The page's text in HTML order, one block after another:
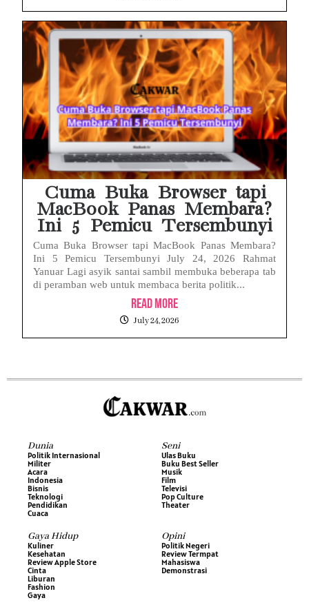
Cuma Buka Browser tapi
MacBook Panas Membara?
Ini 5 Pemicu Tersembunyi
Cuma Buka Browser tapi MacBook Panas Membara?
Ini 5 Pemicu Tersembunyi July 24, 2026 Rahmat
Yanuar Lagi asyik santai sambil membuka beberapa tab
di peramban web untuk membaca berita politik...
Read More
July 24, 2026
Dunia
Politik Internasional
Militer
Acara
Indonesia
Bisnis
Teknologi
Pendidikan
Cuaca
Seni
Ulas Buku
Buku Best Seller
Musik
Film
Televisi
Pop Culture
Theater
Gaya Hidup
Kuliner
Kesehatan
Review Apple Store
Cinta
Liburan
Fashion
Gaya
Opini
Politik Negeri
Review Termpat
Mahasiswa
Demonstrasi